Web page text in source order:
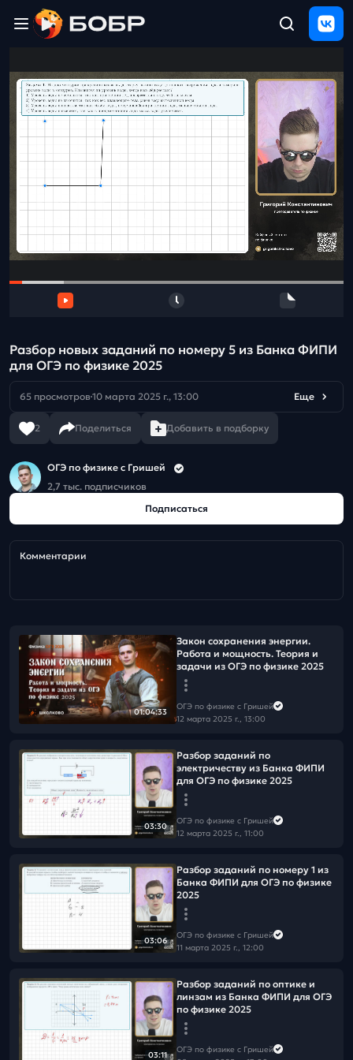
ЩЕЛЧОК
2026
Полезные
Проверка
Тех
и
Разбор новых заданий по номеру 5 из Банка ФИПИ
для ОГЭ по физике 2025
65 просмотров 10 марта 2025 г., 13:00 Еще
2 Поделиться Добавить в подборку
ОГЭ по физике с Гришей
2,7 тыс. подписчиков
Подписаться
Комментарии
01:04:33
Закон сохранения энергии.
Работа и мощность. Теория и
задачи из ОГЭ по физике 2025
ОГЭ по физике с Гришей
12 марта 2025 г., 13:00
03:30
Разбор заданий по
электричеству из Банка ФИПИ
для ОГЭ по физике 2025
ОГЭ по физике с Гришей
12 марта 2025 г., 11:00
03:06
Разбор заданий по номеру 1 из
Банка ФИПИ для ОГЭ по физике
2025
ОГЭ по физике с Гришей
11 марта 2025 г., 12:00
03:11
Разбор заданий по оптике и
линзам из Банка ФИПИ для ОГЭ
по физике 2025
ОГЭ по физике с Гришей